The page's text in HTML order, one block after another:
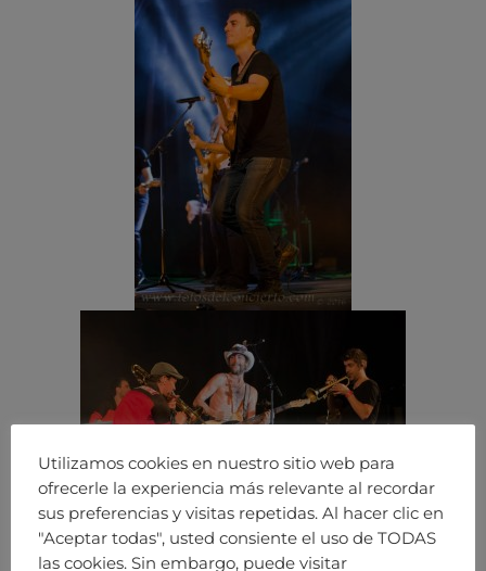
Utilizamos cookies en nuestro sitio web para
ofrecerle la experiencia más relevante al recordar
sus preferencias y visitas repetidas. Al hacer clic en
"Aceptar todas", usted consiente el uso de TODAS
las cookies. Sin embargo, puede visitar